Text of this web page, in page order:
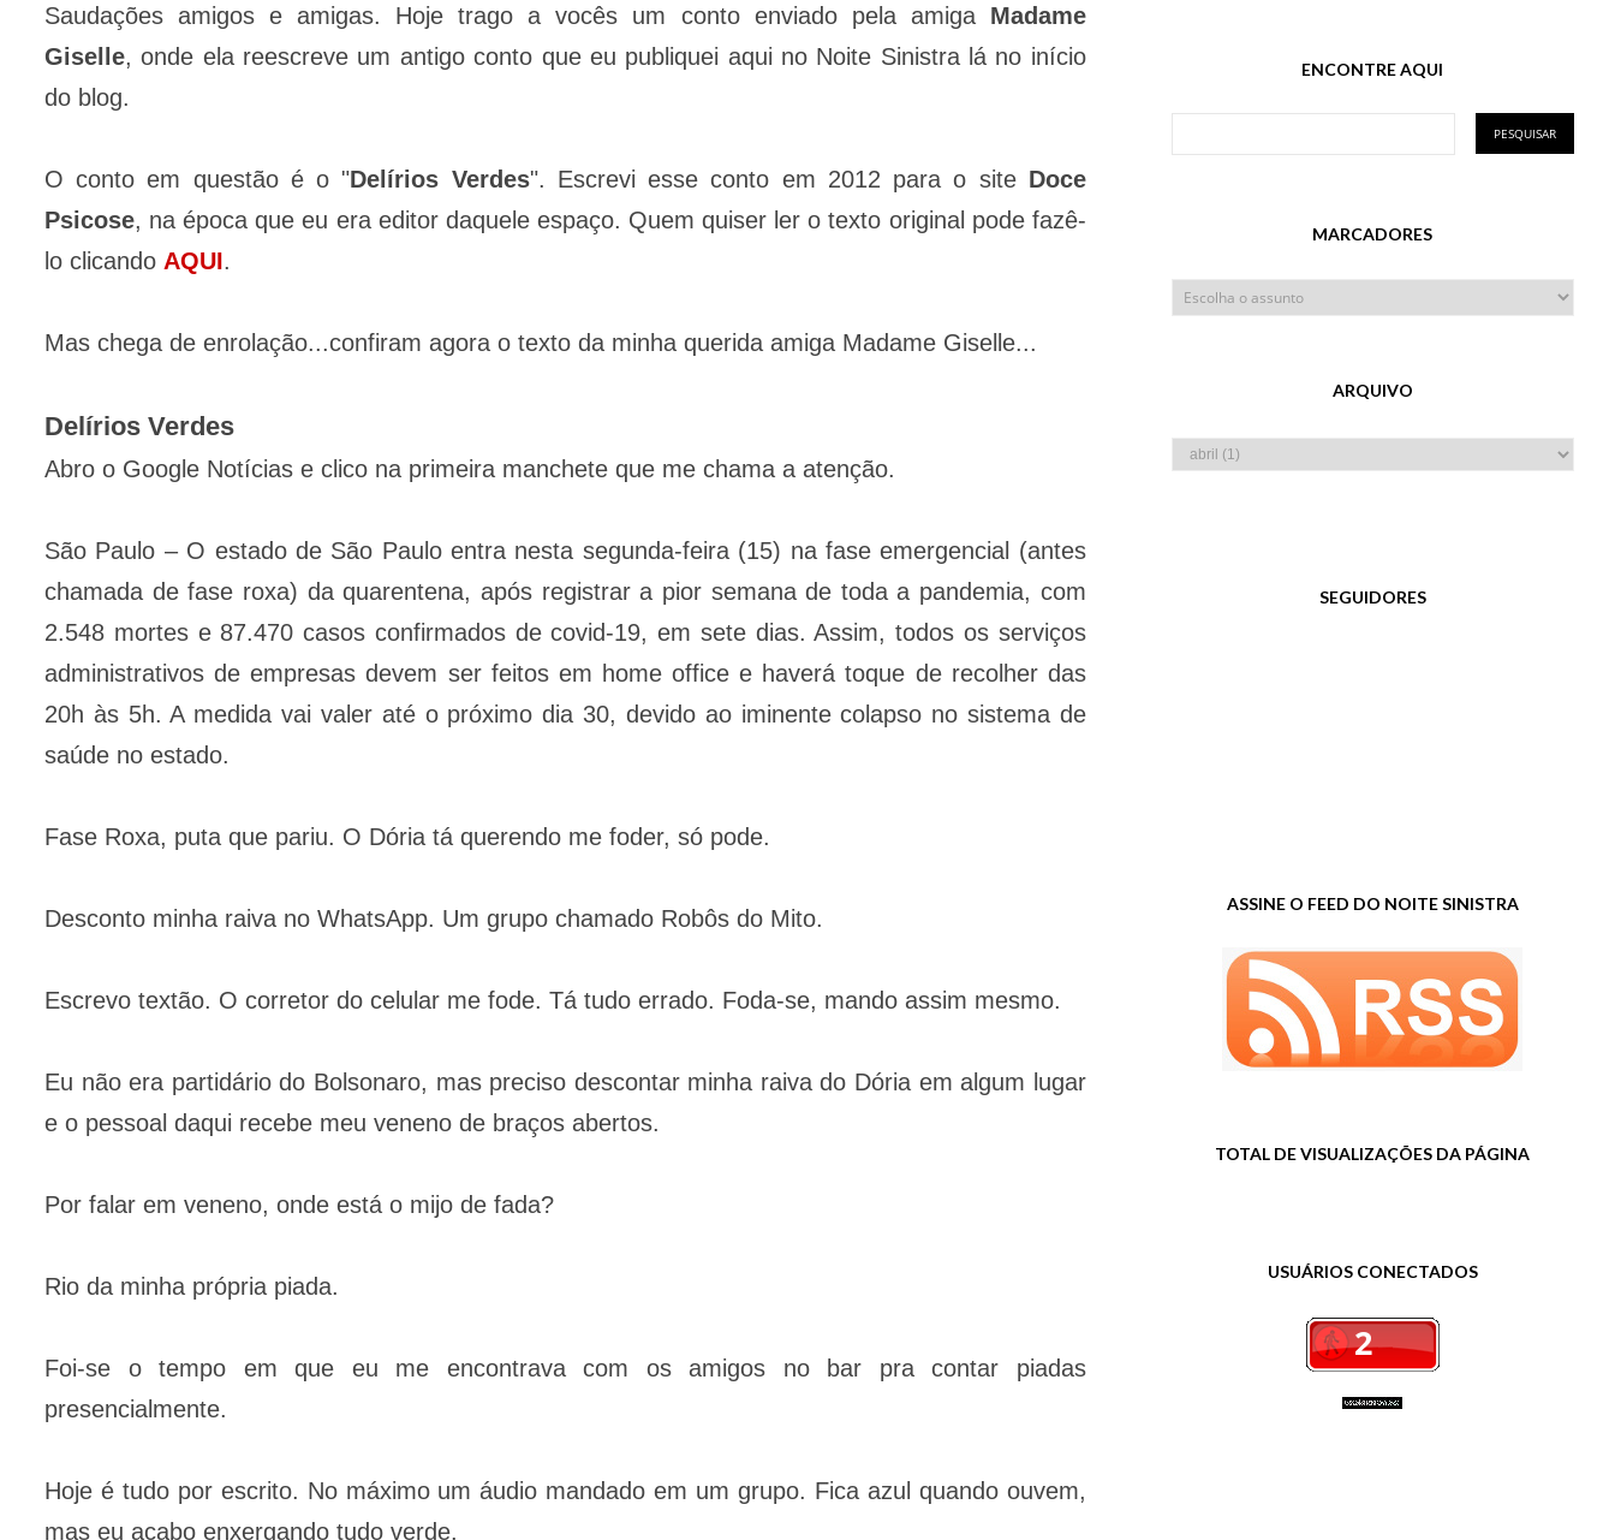
Saudações amigos e amigas. Hoje trago a vocês um conto enviado pela amiga Madame
Giselle, onde ela reescreve um antigo conto que eu publiquei aqui no Noite Sinistra lá no início
do blog.
O conto em questão é o "Delírios Verdes". Escrevi esse conto em 2012 para o site Doce
Psicose, na época que eu era editor daquele espaço. Quem quiser ler o texto original pode fazê-
lo clicando AQUI.
Mas chega de enrolação...confiram agora o texto da minha querida amiga Madame Giselle...
Delírios Verdes
Abro o Google Notícias e clico na primeira manchete que me chama a atenção.
São Paulo – O estado de São Paulo entra nesta segunda-feira (15) na fase emergencial (antes
chamada de fase roxa) da quarentena, após registrar a pior semana de toda a pandemia, com
2.548 mortes e 87.470 casos confirmados de covid-19, em sete dias. Assim, todos os serviços
administrativos de empresas devem ser feitos em home office e haverá toque de recolher das
20h às 5h. A medida vai valer até o próximo dia 30, devido ao iminente colapso no sistema de
saúde no estado.
Fase Roxa, puta que pariu. O Dória tá querendo me foder, só pode.
Desconto minha raiva no WhatsApp. Um grupo chamado Robôs do Mito.
Escrevo textão. O corretor do celular me fode. Tá tudo errado. Foda-se, mando assim mesmo.
Eu não era partidário do Bolsonaro, mas preciso descontar minha raiva do Dória em algum lugar
e o pessoal daqui recebe meu veneno de braços abertos.
Por falar em veneno, onde está o mijo de fada?
Rio da minha própria piada.
Foi-se o tempo em que eu me encontrava com os amigos no bar pra contar piadas
presencialmente.
Hoje é tudo por escrito. No máximo um áudio mandado em um grupo. Fica azul quando ouvem,
mas eu acabo enxergando tudo verde.
ENCONTRE AQUI
MARCADORES
ARQUIVO
SEGUIDORES
ASSINE O FEED DO NOITE SINISTRA
TOTAL DE VISUALIZAÇÕES DA PÁGINA
USUÁRIOS CONECTADOS